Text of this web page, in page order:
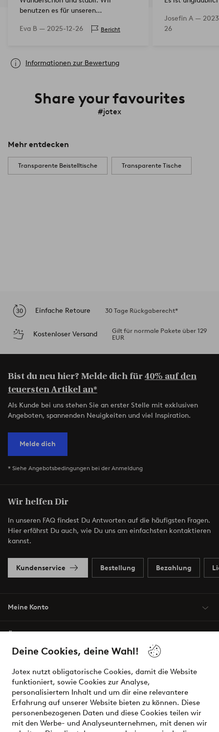
Deine Cookies, deine Wahl!
Jotex nutzt obligatorische Cookies, damit die Website
funktioniert, sowie Cookies zur Analyse,
personalisiertem Inhalt und um dir eine relevantere
Erfahrung auf unserer Website bieten zu können. Diese
personenbezogenen Daten und diese Cookies teilen wir
mit den Werbe- und Analyseunternehmen, mit denen wir
benutzen es für unseren
Eva B — 2025-12-26 Bericht
Josefin A —
26
Informationen zur Bewertung
Share your favourites
#jotex
Mehr entdecken
Transparente Beistelltische Transparente Tische
Einfache Retoure 30 Tage Rückgaberecht*
Kostenloser Versand
Gilt für normale Pakete über 129
EUR
Bist du neu hier? Melde dich für40% auf den
teuersten Artikel an*
Als Kunde bei uns stehen Sie an erster Stelle mit exklusiven
Angeboten, spannenden Neuigkeiten und viel Inspiration.
Melde dich
* Siehe Angebotsbedingungen bei der Anmeldung
Wir helfen Dir
In unseren FAQ findest Du Antworten auf die häufigsten Fragen.
Hier erfährst Du auch, wie Du uns am einfachsten kontaktieren
kannst.
Kundenservice Bestellung Bezahlung
Meine Konto
Bedingungen